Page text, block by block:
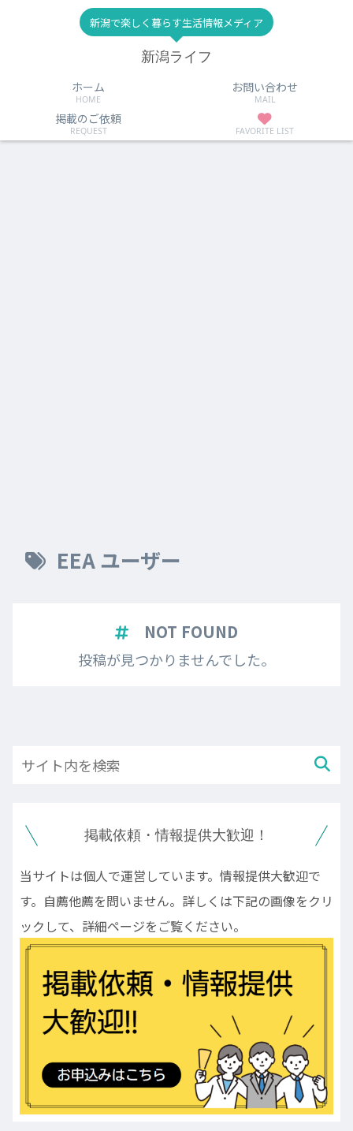
新潟で楽しく暮らす生活情報メディア
新潟ライフ
ホーム
HOME
お問い合わせ
MAIL
掲載のご依頼
REQUEST FAVORITE LIST
EEA ユーザー
NOT FOUND
投稿が見つかりませんでした。
掲載依頼・情報提供大歓迎！
当サイトは個人で運営しています。情報提供大歓迎で
す。自薦他薦を問いません。詳しくは下記の画像をクリ
ックして、詳細ページをご覧ください。